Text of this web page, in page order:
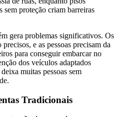
sem proteção criam barreiras
gera problemas significativos. Os
e as pessoas precisam da
para conseguir embarcar no
dos veículos adaptados
muitas pessoas sem
Tradicionais